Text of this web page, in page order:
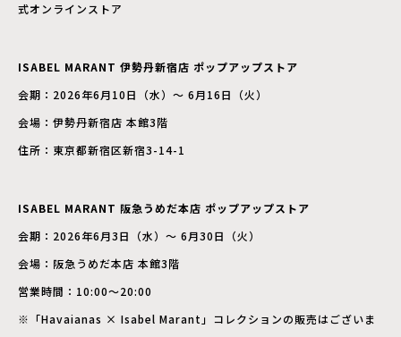
式オンラインストア
ISABEL MARANT 伊勢丹新宿店 ポップアップストア
会期：2026年6月10日（水）〜 6月16日（火）
会場：伊勢丹新宿店 本館3階
住所：東京都新宿区新宿3-14-1
ISABEL MARANT 阪急うめだ本店 ポップアップストア
会期：2026年6月3日（水）〜 6月30日（火）
会場：阪急うめだ本店 本館3階
営業時間：10:00〜20:00
※「Havaianas × Isabel Marant」コレクションの販売はございま